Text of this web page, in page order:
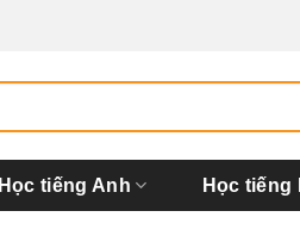
Học tiếng Anh Học tiếng